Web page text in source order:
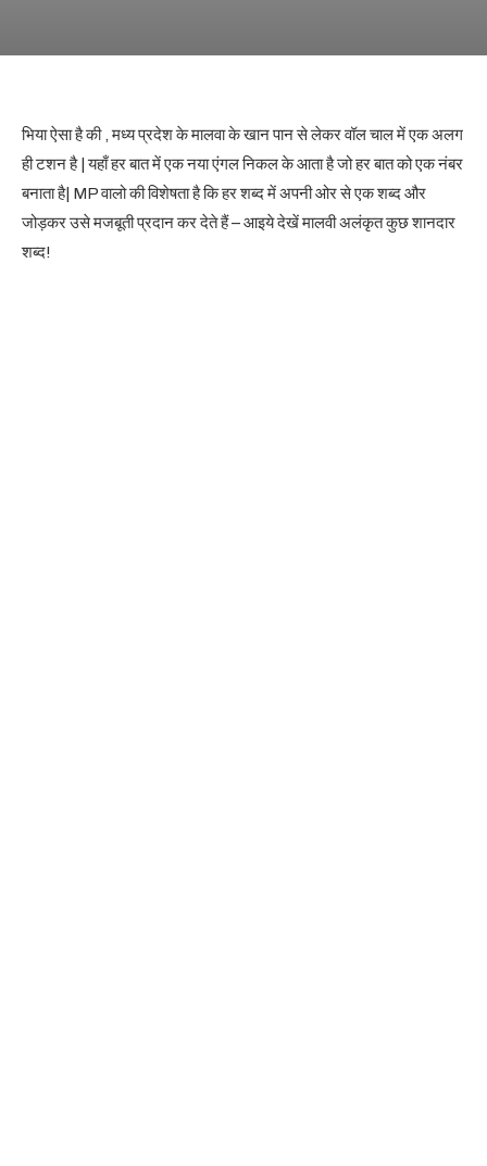
भिया ऐसा है की , मध्य प्रदेश के मालवा के खान पान से लेकर वॉल चाल में एक अलग
ही टशन है | यहाँ हर बात में एक नया एंगल निकल के आता है जो हर बात को एक नंबर
बनाता है| MP वालो की विशेषता है कि हर शब्द में अपनी ओर से एक शब्द और
जोड़कर उसे मजबूती प्रदान कर देते हैं – आइये देखें मालवी अलंकृत कुछ शानदार
शब्द!